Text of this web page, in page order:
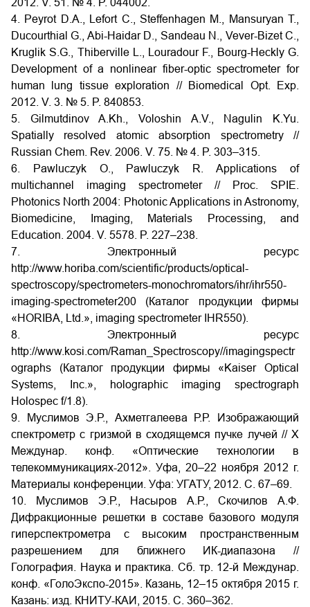
2012. V. 51. № 4. P. 044002.
4. Peyrot D.A., Lefort C., Steffenhagen M., Mansuryan T.,
Ducourthial G., Abi-Haidar D., Sandeau N., Vever-Bizet C.,
Kruglik S.G., Thiberville L., Louradour F., Bourg-Heckly G.
Development of a nonlinear fiber-optic spectrometer for
human lung tissue exploration // Biomedical Opt. Exp.
2012. V. 3. № 5. P. 840853.
5. Gilmutdinov A.Kh., Voloshin A.V., Nagulin K.Yu.
Spatially resolved atomic absorption spectrometry //
Russian Chem. Rev. 2006. V. 75. № 4. P. 303–315.
6. Pawluczyk O., Pawluczyk R. Applications of
multichannel imaging spectrometer // Proc. SPIE.
Photonics North 2004: Photonic Applications in Astronomy,
Biomedicine, Imaging, Materials Processing, and
Education. 2004. V. 5578. P. 227–238.
7. Электронный ресурс
http://www.horiba.com/scientific/products/optical-
spectroscopy/spectrometers-monochromators/ihr/ihr550-
imaging-spectrometer200 (Каталог продукции фирмы
«HORIBA, Ltd.», imaging spectrometer IHR550).
8. Электронный ресурс
http://www.kosi.com/Raman_Spectroscopy//imagingspectr
ographs (Каталог продукции фирмы «Kaiser Optical
Systems, Inc.», holographic imaging spectrograph
Holospec f/1.8).
9. Муслимов Э.Р., Ахметгалеева Р.Р. Изображающий
спектрометр с гризмой в сходящемся пучке лучей // X
Междунар. конф. «Оптические технологии в
телекоммуникациях-2012». Уфа, 20–22 ноября 2012 г.
Материалы конференции. Уфа: УГАТУ, 2012. С. 67–69.
10. Муслимов Э.Р., Насыров А.Р., Скочилов А.Ф.
Дифракционные решетки в составе базового модуля
гиперспектрометра с высоким пространственным
разрешением для ближнего ИК-диапазона //
Голография. Наука и практика. Сб. тр. 12-й Междунар.
конф. «ГолоЭкспо-2015». Казань, 12–15 октября 2015 г.
Казань: изд. КНИТУ-КАИ, 2015. С. 360–362.